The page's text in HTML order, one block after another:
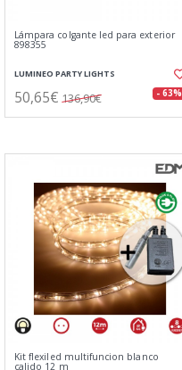
Lámpara colgante led para exterior
898355
LUMINEO PARTY LIGHTS
50,65€ 136,90€ - 63%
Kit flexiled multifuncion blanco
calido 12 m